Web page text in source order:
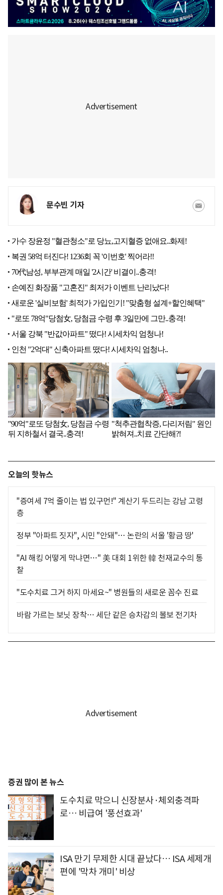
문수빈 기자
오늘의 핫뉴스
"증여세 7억 줄이는 법 있구먼!" 계산기 두드리는 강남 고령
층
정부 "아파트 짓자", 시민 "안돼"… 논란의 서울 '황금 땅'
"AI 해킹 어떻게 막냐면…" 美 대회 1위한 韓 천재교수의 통
찰
"도수치료 그거 하지 마세요~" 병원들의 새로운 꼼수 진료
바람 가르는 보닛 장착… 세단 같은 승차감의 볼보 전기차
증권 많이 본 뉴스
도수치료 막으니 신장분사·체외충격파
로… 비급여 '풍선효과'
ISA 만기 무제한 시대 끝났다… ISA 세제개
편에 '막차 개미' 비상